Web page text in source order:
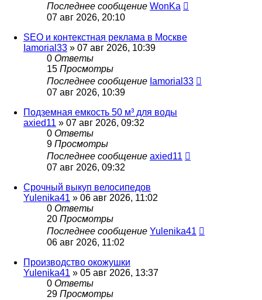
Последнее сообщение WonKa
07 авг 2026, 20:10
SEO и контекстная реклама в Москве
Iamorial33 » 07 авг 2026, 10:39
0 Ответы
15 Просмотры
Последнее сообщение Iamorial33
07 авг 2026, 10:39
Подземная емкость 50 м³ для воды
axied11 » 07 авг 2026, 09:32
0 Ответы
9 Просмотры
Последнее сообщение axied11
07 авг 2026, 09:32
Срочный выкуп велосипедов
Yulenika41 » 06 авг 2026, 11:02
0 Ответы
20 Просмотры
Последнее сообщение Yulenika41
06 авг 2026, 11:02
Производство окожушки
Yulenika41 » 05 авг 2026, 13:37
0 Ответы
29 Просмотры